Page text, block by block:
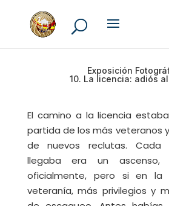
Exposición
10. La licencia: adiós
El camino a la licencia
partida de los más veteranos
de nuevos reclutas. Cada
llegaba era un ascenso,
oficialmente, pero si en la
veteranía, más privilegios y